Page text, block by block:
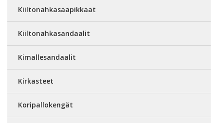
Kiiltonahkasaapikkaat
Kiiltonahkasandaalit
Kimallesandaalit
Kirkasteet
Koripallokengät